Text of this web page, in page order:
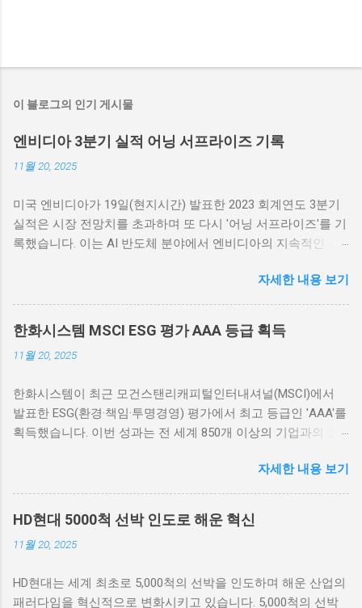
이 블로그의 인기 게시물
엔비디아 3분기 실적 어닝 서프라이즈 기록
11월 20, 2025
미국 엔비디아가 19일(현지시간) 발표한 2023 회계연도 3분기
실적은 시장 전망치를 초과하며 또 다시 '어닝 서프라이즈'를 기
록했습니다. 이는 AI 반도체 분야에서 엔비디아의 지속적인 강
기술의 발전과 그에 따른 엔비디아의 시장 지배력을 강조하는
계기가 되었습니다. 엔비디아, 3분기 매출 성장률 폭발적 증가
엔비디아의 2023 회계연도 3분기 실적은 매출의 폭발적인 성장
을 보여주었습니다. 엔비디아는 이번 분기 동안 약 30억 달러 이
상의 매출을 기록하였으며, 이는 이전 분기 대비 70% 이상 증가
장을 이끌었습니다. AI와 머신러닝 기술의 발전이 엔비디아의
GPU(Graphics Processing Unit) 수요를 크게 증가시켰고, 이는
매출 고속 성장을 이끄는 주요 요인으로 작용하고 있습니다. 회
다”고 강조했습니다. 엔비디아의 강력한 성장세는 시장에서의
지배력을 더욱 공고히 하고 있으며, 기술 분야에서 엔비디아의
입지를 더욱 확고하게 하고 있습니다. 실제로 엔비디아의 GPU
라우드 서비스 제공업체에서의 채택이 빠르게 늘어나는 추세입
대장주로 자리매김하는 데 큰 기여를 하고 있습니다. 기업들은
자세한 내용 보기
한화시스템 MSCI ESG 평가 AAA 등급 획득
11월 20, 2025
한화시스템이 최근 모건스탠리캐피털인터내셔널(MSCI)에서
발표한 ESG(환경·책임·투명경영) 평가에서 최고 등급인 'AAA'를
획득했습니다. 이번 성과는 전 세계 850개 이상의 기업과의 경
스템의 헌신과 노력을 의미합니다. 이러한 최상위 등급은 투자
자들에게도 긍정적인 신호로 작용할 것입니다. 한화시스템의
지속가능한 경영방침 한화시스템이 이번 MSCI ESG 평가에서
'AAA'를 획득한 가장 큰 이유는 지속가능한 경영방침에 있습니
다. 회사는 환경 보호, 사회적 책임, 투명한 운영을 위한 명확한
저, 한화시스템은 환경적 측면에서 친환경 제품 개발과 에너지
자세한 내용 보기
HD현대 5000척 선박 인도로 해운 혁신
11월 20, 2025
HD현대는 세계 최초로 5,000척의 선박을 인도하며 해운 산업의
패러다임을 혁신적으로 변화시키고 있습니다. 5,000척의 선박